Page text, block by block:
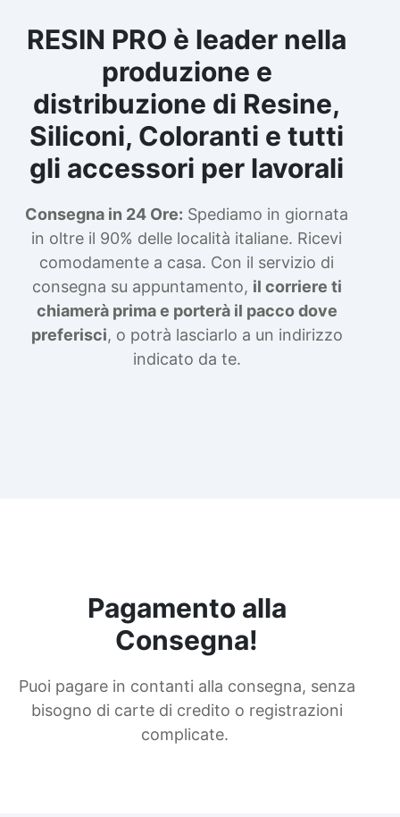
Contient des isocyanates. Peut provoquer
une réaction allergique. La lecture de la fiche
de données de sécurité est obligatoire avant
utilisation. À partir du 24 août 2023, une
formation appropriée est obligatoire avant
professionnelle.
RESIN PRO è leader nella
produzione e
distribuzione di Resine,
Siliconi, Coloranti e tutti
gli accessori per lavorali
Consegna in 24 Ore: Spediamo in giornata
in oltre il 90% delle località italiane. Ricevi
comodamente a casa. Con il servizio di
consegna su appuntamento, il corriere ti
chiamerà prima e porterà il pacco dove
preferisci, o potrà lasciarlo a un indirizzo
indicato da te.
Pagamento alla
Consegna!
Puoi pagare in contanti alla consegna, senza
bisogno di carte di credito o registrazioni
complicate.